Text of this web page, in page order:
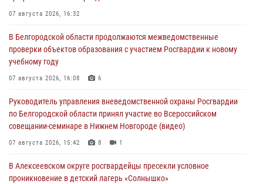
07 августа 2026, 16:32
В Белгородской области продолжаются межведомственные
проверки объектов образования с участием Росгвардии к новому
учебному году
07 августа 2026, 16:08 6
Руководитель управления вневедомственной охраны Росгвардии
по Белгородской области принял участие во Всероссийском
совещании-семинаре в Нижнем Новгороде (видео)
07 августа 2026, 15:42 8 1
В Алексеевском округе росгвардейцы пресекли условное
проникновение в детский лагерь «Солнышко»